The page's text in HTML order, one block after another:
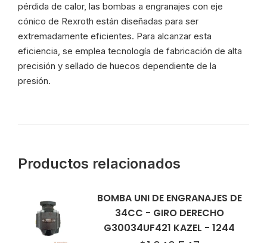
pérdida de calor, las bombas a engranajes con eje
cónico de Rexroth están diseñadas para ser
extremadamente eficientes. Para alcanzar esta
eficiencia, se emplea tecnología de fabricación de alta
precisión y sellado de huecos dependiente de la
presión.
Productos relacionados
BOMBA UNI DE ENGRANAJES DE
34CC - GIRO DERECHO
G30034UF421 KAZEL - 1244